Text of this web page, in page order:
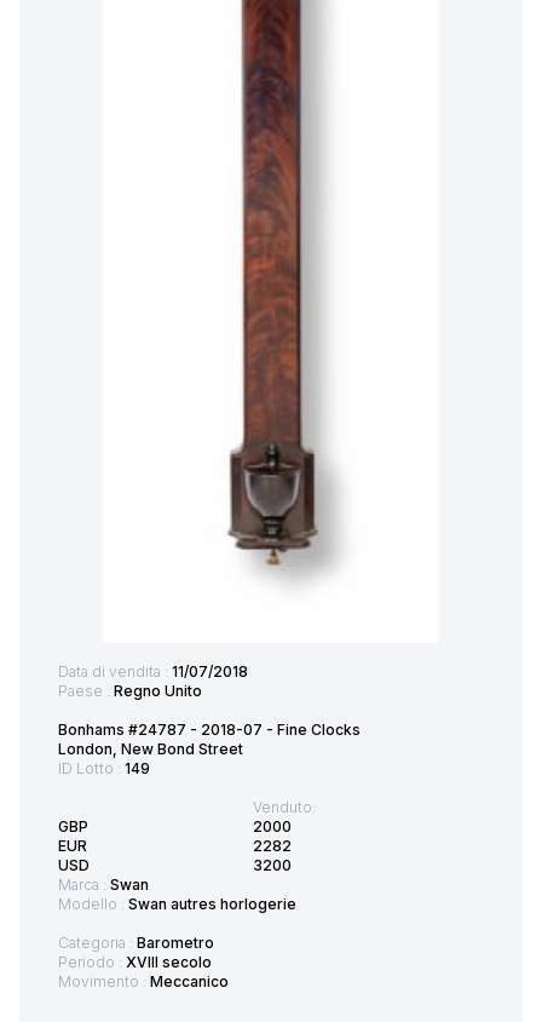
Data di vendita : 11/07/2018
Paese : Regno Unito
Bonhams #24787 - 2018-07 - Fine Clocks
London, New Bond Street
ID Lotto : 149
GBP
EUR
USD
Venduto:
2000
2282
3200
Marca : Swan
Modello : Swan autres horlogerie
Categoria : Barometro
Periodo : XVIII secolo
Movimento : Meccanico